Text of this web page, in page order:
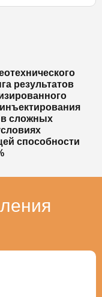
результатов
сложных
способности